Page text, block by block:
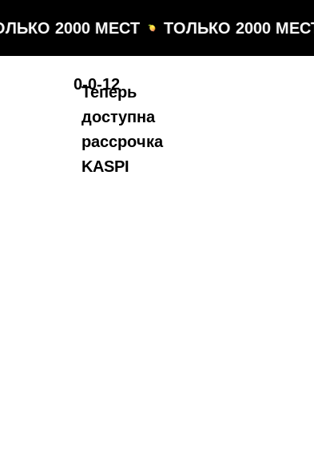
2000 МЕСТ ТОЛЬКО 2000 МЕСТ
0-0-12
Теперь
доступна
рассрочка
KASPI